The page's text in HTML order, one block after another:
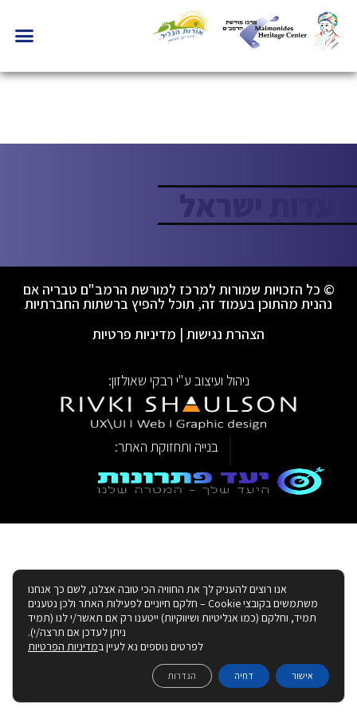
עדות ישראל
© כל הזכויות שמורות למרכז למורשת הרמב"ם טבריה אם
נהנית מהתוכן בעמוד זה, תוכל להפיץ ברשתות החברתיות
הצהרת נגישות | מדיניות פרטיות
ניהול ועיצוב ע"י רבקי שאולזון:
בנייה ותחזוקת האתר:
אנו רוצים להעניק לך את החוויה הכי טובה אצלנו, לשם כך אנחנו
משתמשים בקובצי Cookie – חלקם חיוניים לפעילות האתר ולכן נטענים
תמיד, וחלקם (כמו אנליטיות ושיווקיות) ייטענו רק אם תאשר/י לנו (תמיד
ניתן לעדכן אם תרצה/י).
לפרטים נוספים נא לעיין במדיניות הפרטיות
אישור דחיה הגדרות